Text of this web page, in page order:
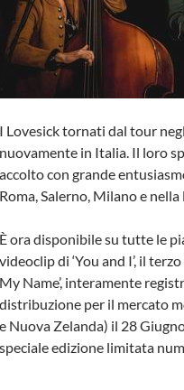
I Lovesick tornati dal tour
nuovamente in Italia. Il loro
accolto con grande
Roma, Salerno, Milano e
È ora disponibile su tutte le
videoclip di ‘You and I’, il
My Name’, interamente
distribuzione per il mercato
e Nuova Zelanda) il 28
speciale edizione limitata